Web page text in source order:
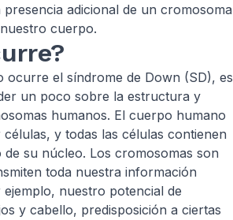
adicional de un cromosoma
cuerpo.
ocurre el síndrome de Down (SD), es
un poco sobre la estructura y
humanos. El cuerpo humano
y todas las células contienen
su núcleo. Los cromosomas son
toda nuestra información
nuestro potencial de
y cabello, predisposición a ciertas